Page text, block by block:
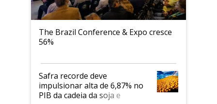
The Brazil Conference & Expo cresce
56%
Safra recorde deve
impulsionar alta de 6,87% no
PIB da cadeia da soja e